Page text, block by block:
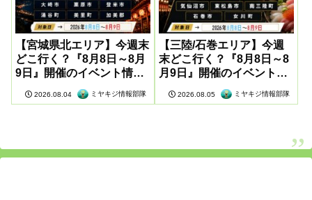
【宮城県北エリア】今週末
どこ行く？『8月8日～8月
9日』開催のイベント情報
2026.08.04 ミヤキジ情報部隊
【三陸/石巻エリア】今週
末どこ行く？『8月8日～8
月9日』開催のイベント情
2026.08.05 ミヤキジ情報部隊